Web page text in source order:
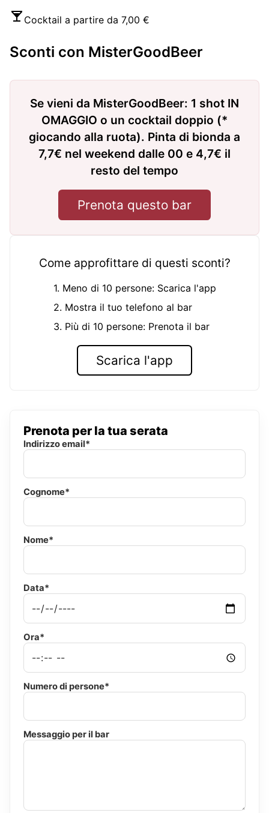
Cocktail a partire da 7,00 €
Sconti con MisterGoodBeer
Se vieni da MisterGoodBeer: 1 shot IN
OMAGGIO o un cocktail doppio (*
giocando alla ruota). Pinta di bionda a
7,7€ nel weekend dalle 00 e 4,7€ il
resto del tempo
Prenota questo bar
Come approfittare di questi sconti?
1. Meno di 10 persone: Scarica l'app
2. Mostra il tuo telefono al bar
3. Più di 10 persone: Prenota il bar
Scarica l'app
Prenota per la tua serata
Indirizzo email*
Cognome*
Nome*
Data*
Ora*
Numero di persone*
Messaggio per il bar